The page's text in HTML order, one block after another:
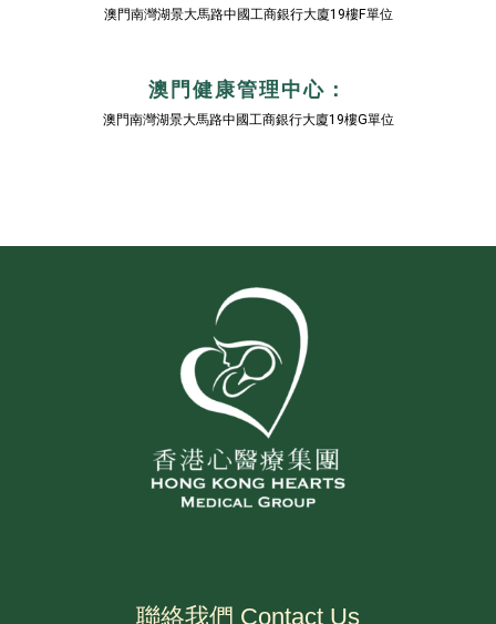
澳門南灣湖景大馬路中國工商銀行大廈19樓F單位
澳門健康管理中心：
澳門南灣湖景大馬路中國工商銀行大廈19樓G單位
聯絡我們 Contact Us